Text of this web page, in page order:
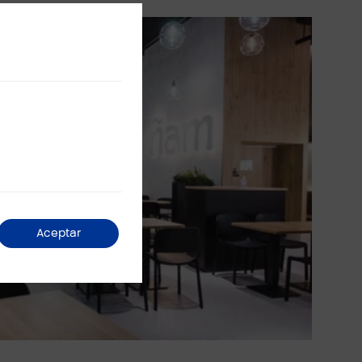
Aceptar